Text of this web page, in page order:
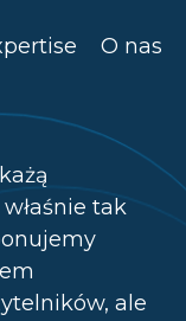
O nas
tak
ale